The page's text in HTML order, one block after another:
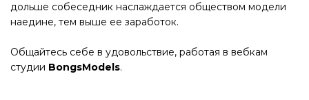
дольше собеседник наслаждается обществом модели
наедине, тем выше ее заработок.
Общайтесь себе в удовольствие, работая в вебкам
студии BongsModels.